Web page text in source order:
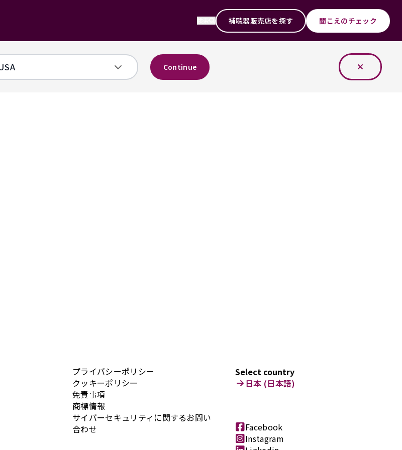
補聴器販売店を探す 聞こえのチェック
Continue
プライバシーポリシー
クッキーポリシー
免責事項
商標情報
サイバーセキュリティに関するお問い
合わせ
Select country
日本 (日本語)
Facebook
Instagram